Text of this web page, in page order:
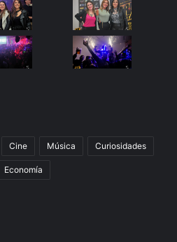
Cine Música Curiosidades
Economía